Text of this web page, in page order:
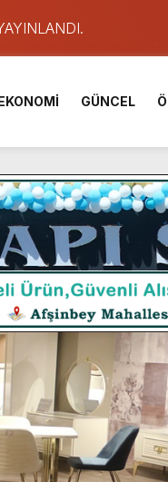
Ezgileriyle
Filistin Konvoyu,
Sahne Alacak.
Ortaokulu
Sarıdoğan’a
Tam Not.
Genç Doğa ve Bilimle
En Zorlu Etap
GÜNCEL